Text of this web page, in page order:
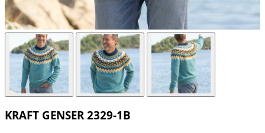
KRAFT GENSER 2329-1B